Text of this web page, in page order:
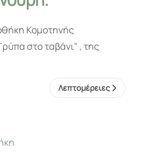
Κομοτηνής
στο ταβάνι" , της
Λεπτομέρειες